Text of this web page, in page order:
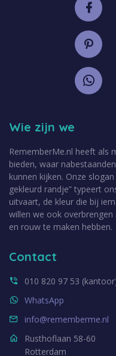
Contact
010 820 97 53
WhatsApp
info@rememberme.nl
Rusthoflaan 58-60
Rotterdam
Wie zijn we
RememberMe.nl heeft als
bieden, waar
kunnen kijken. Onze
gekleurd randje” typeert
uitvaart, de kleur die bij
willen we ook
en rouw te maken hebben.